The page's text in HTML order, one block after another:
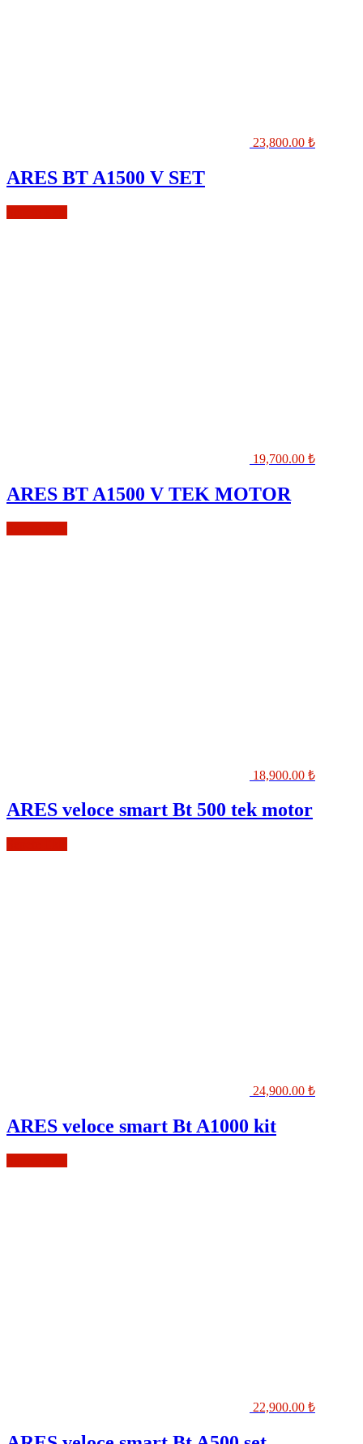
23,800.00 ₺
ARES BT A1500 V SET
19,700.00 ₺
ARES BT A1500 V TEK MOTOR
18,900.00 ₺
ARES veloce smart Bt 500 tek motor
24,900.00 ₺
ARES veloce smart Bt A1000 kit
22,900.00 ₺